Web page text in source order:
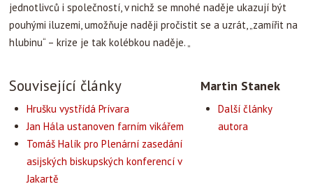
jednotlivců i společností, v nichž se mnohé naděje ukazují být
pouhými iluzemi, umožňuje naději pročistit se a uzrát, „zamířit na
hlubinu“ – krize je tak kolébkou naděje. „
Související články
Hrušku vystřídá Prívara
Jan Hála ustanoven farním vikářem
Tomáš Halík pro Plenární zasedání
asijských biskupských konferencí v
Jakartě
Martin Stanek
Další články
autora